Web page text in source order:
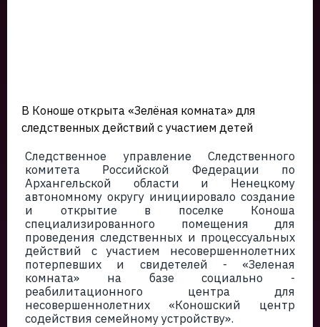
В Коноше открыта «Зелёная комната» для
следственных действий с участием детей
Следственное управление Следственного
комитета Российской Федерации по
Архангельской области и Ненецкому
автономному округу инициировало создание
и открытие в поселке Коноша
специализированного помещения для
проведения следственных и процессуальных
действий с участием несовершеннолетних
потерпевших и свидетелей - «Зеленая
комната» на базе социально -
реабилитационного центра для
несовершеннолетних «Коношский центр
содействия семейному устройству».